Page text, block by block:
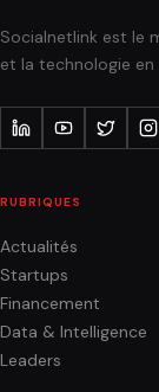
Socialnetlink est le
et la technologie en
RUBRIQUES
Actualités
Startups
Financement
Data & Intelligence
Leaders